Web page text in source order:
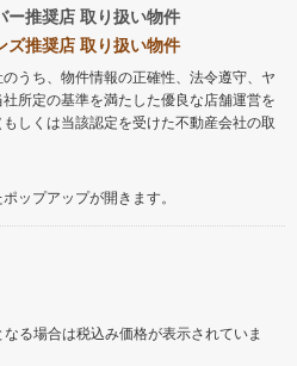
ー推奨店 取り扱い物件
ズ推奨店 取り扱い物件
うち、物件情報の正確性、法令遵守、ヤ
所定の基準を満たした優良な店舗運営を
しくは当該認定を受けた不動産会社の取
ップアップが開きます。
る場合は税込み価格が表示されていま